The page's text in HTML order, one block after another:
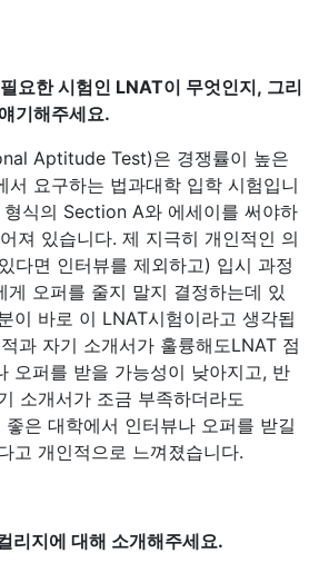
요한 시험인 LNAT이 무엇인지, 그리
기해주세요.
Aptitude Test)은 경쟁률이 높은
요구하는 법과대학 입학 시험입니
식의 Section A와 에세이를 써야하
져 있습니다. 제 지극히 개인적인 의
다면 인터뷰를 제외하고) 입시 과정
게 오퍼를 줄지 말지 결정하는데 있
이 바로 이 LNAT시험이라고 생각됩
과 자기 소개서가 훌륭해도LNAT 점
오퍼를 받을 가능성이 낮아지고, 반
소개서가 조금 부족하더라도
은 대학에서 인터뷰나 오퍼를 받길
고 개인적으로 느껴졌습니다.
리지에 대해 소개해주세요.